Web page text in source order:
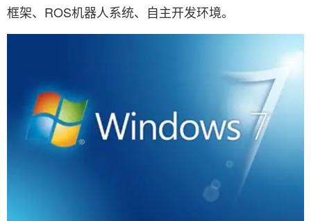
框架、ROS机器人系统、自主开发环境。